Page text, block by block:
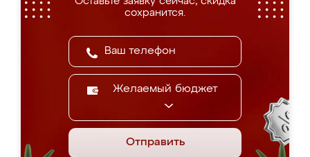
сохранится.
Желаемый бюджет
Отправить